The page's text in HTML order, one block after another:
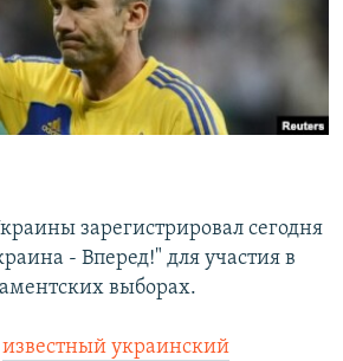
зарегистрировал сегодня
- Вперед!" для участия в
выборах.
известный украинский